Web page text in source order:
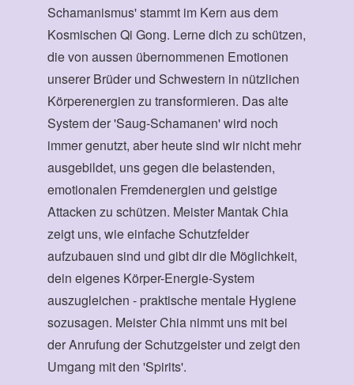
Schamanismus' stammt im Kern aus dem
Kosmischen Qi Gong. Lerne dich zu schützen,
die von aussen übernommenen Emotionen
unserer Brüder und Schwestern in nützlichen
Körperenergien zu transformieren. Das alte
System der 'Saug-Schamanen' wird noch
immer genutzt, aber heute sind wir nicht mehr
ausgebildet, uns gegen die belastenden,
emotionalen Fremdenergien und geistige
Attacken zu schützen. Meister Mantak Chia
zeigt uns, wie einfache Schutzfelder
aufzubauen sind und gibt dir die Möglichkeit,
dein eigenes Körper-Energie-System
auszugleichen - praktische mentale Hygiene
sozusagen. Meister Chia nimmt uns mit bei
der Anrufung der Schutzgeister und zeigt den
Umgang mit den 'Spirits'.